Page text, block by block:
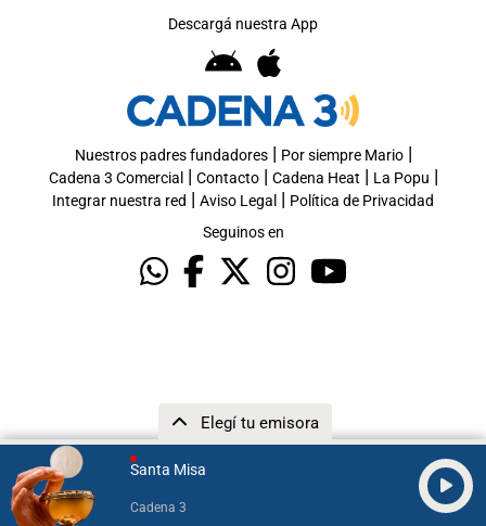
Santa Misa
Cadena 3
Elegí tu emisora
Descargá nuestra App
Nuestros padres fundadores| Por siempre Mario|
Cadena 3 Comercial | Contacto| Cadena Heat | La Popu |
Integrar nuestra red | Aviso Legal | Política de Privacidad
Seguinos en